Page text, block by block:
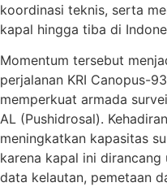
koordinasi teknis, serta
kapal hingga tiba di
Momentum tersebut
perjalanan KRI Canopus-
memperkuat armada
AL (Pushidrosal).
meningkatkan kapasitas
karena kapal ini
data kelautan, pemetaan